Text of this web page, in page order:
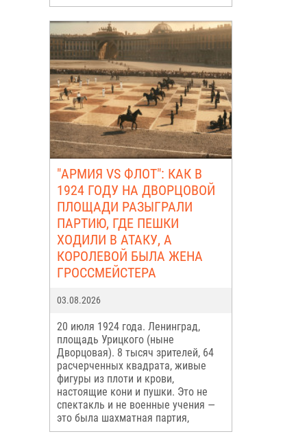
"АРМИЯ VS ФЛОТ": КАК В
1924 ГОДУ НА ДВОРЦОВОЙ
ПЛОЩАДИ РАЗЫГРАЛИ
ПАРТИЮ, ГДЕ ПЕШКИ
ХОДИЛИ В АТАКУ, А
КОРОЛЕВОЙ БЫЛА ЖЕНА
ГРОССМЕЙСТЕРА
03.08.2026
20 июля 1924 года. Ленинград,
площадь Урицкого (ныне
Дворцовая). 8 тысяч зрителей, 64
расчерченных квадрата, живые
фигуры из плоти и крови,
настоящие кони и пушки. Это не
спектакль и не военные учения —
это была шахматная партия,